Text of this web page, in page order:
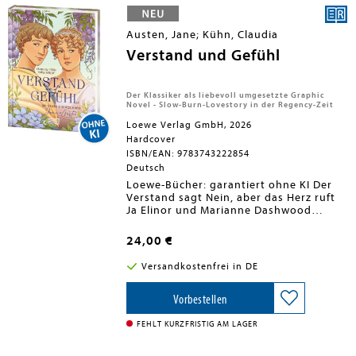
mysteriöse Weise jeder Brief seinen
Empfänger erreicht und Lara Jeans
Liebesleben völlig außer Kontrolle gerät
... Nach dem erfolgreichen Netflix-Film
Austen, Jane; Kühn, Claudia
Verstand und Gefühl
Der Klassiker als liebevoll umgesetzte Graphic
Novel - Slow-Burn-Lovestory in der Regency-Zeit
Loewe Verlag GmbH, 2026
Hardcover
ISBN/EAN: 9783743222854
Deutsch
Loewe-Bücher: garantiert ohne KI Der
Verstand sagt Nein, aber das Herz ruft
Ja Elinor und Marianne Dashwood
Die eine vernünftig und beherrscht, die
andere impulsiv und voller Gefühl.
Marianne ist unsterblich in den
attraktiven Mister Willoughby verliebt.
Doch der verlobt sich mit einer reichen
Erbin. Und Elinor muss erfahren, dass
ihr schüchterner Verehrer Edward
Ferrars schon lange einer anderen die
24,00 €
Versandkostenfrei in DE
Vorbestellen
FEHLT KURZFRISTIG AM LAGER